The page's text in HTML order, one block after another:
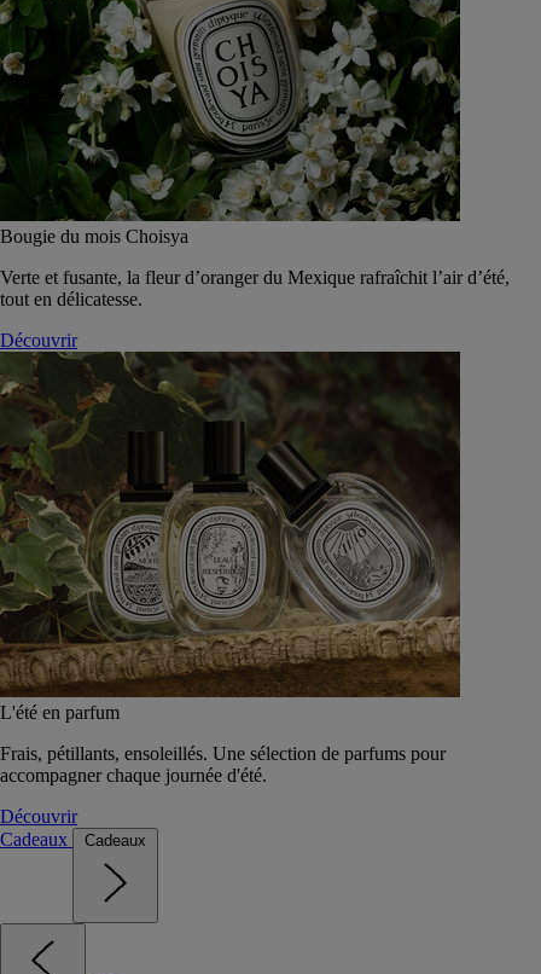
Bougie du mois Choisya
Verte et fusante, la fleur d’oranger du Mexique rafraîchit l’air d’été,
tout en délicatesse.
Découvrir
L'été en parfum
Frais, pétillants, ensoleillés. Une sélection de parfums pour
accompagner chaque journée d'été.
Découvrir
Cadeaux
Cadeaux